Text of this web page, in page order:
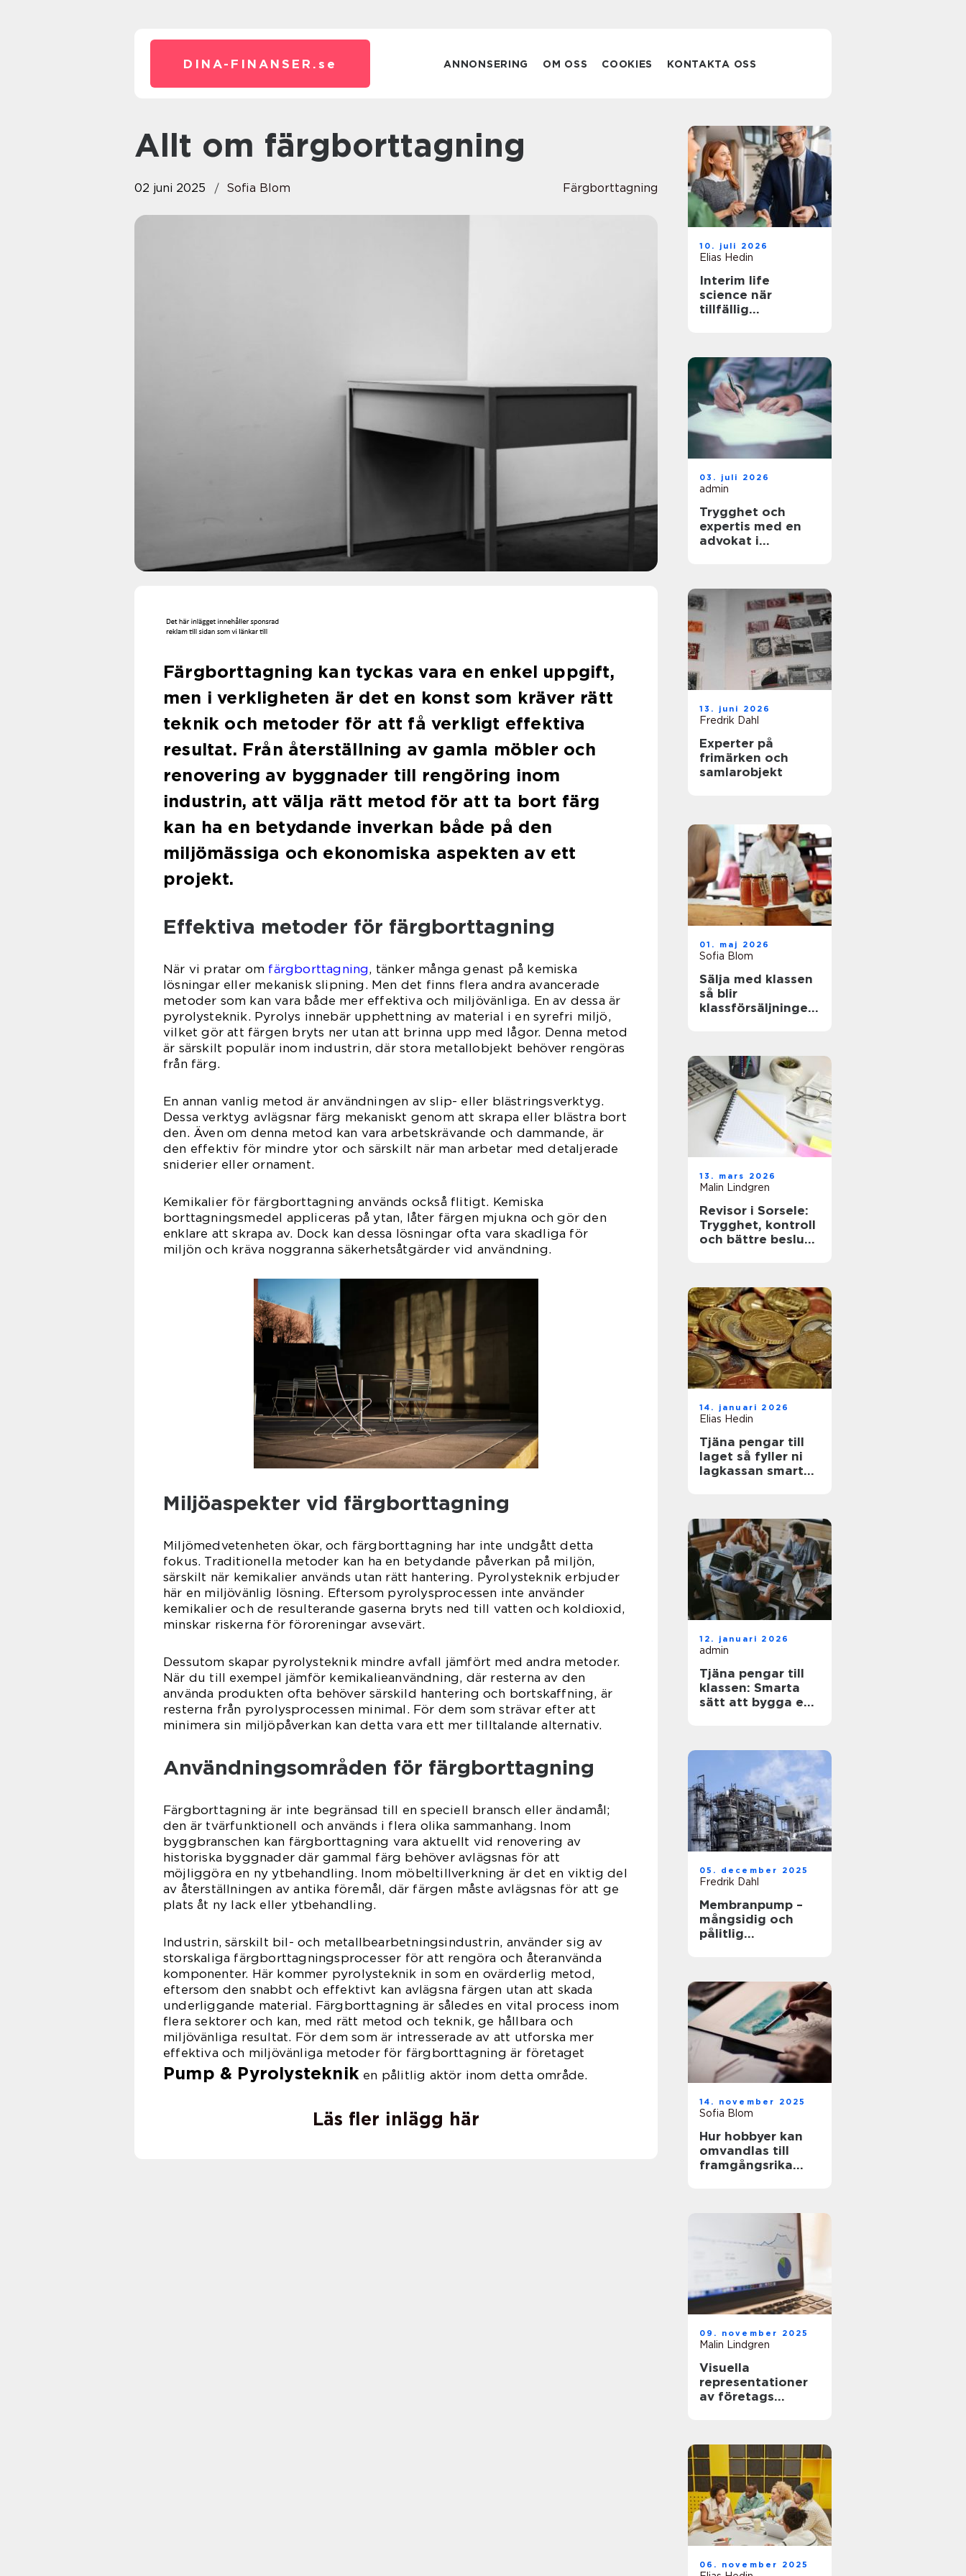
DINA-FINANSER. se ANNONSERING OM OSS COOKIES KONTAKTA OSS
Allt om färgborttagning
02 juni 2025 Sofia Blom Färgborttagning
Färgborttagning kan tyckas vara en enkel uppgift,
men i verkligheten är det en konst som kräver rätt
teknik och metoder för att få verkligt effektiva
resultat. Från återställning av gamla möbler och
renovering av byggnader till rengöring inom
industrin, att välja rätt metod för att ta bort färg
kan ha en betydande inverkan både på den
miljömässiga och ekonomiska aspekten av ett
projekt.
Effektiva metoder för färgborttagning
När vi pratar om färgborttagning, tänker många genast på kemiska
lösningar eller mekanisk slipning. Men det finns flera andra avancerade
metoder som kan vara både mer effektiva och miljövänliga. En av dessa är
pyrolysteknik. Pyrolys innebär upphettning av material i en syrefri miljö,
vilket gör att färgen bryts ner utan att brinna upp med lågor. Denna metod
är särskilt populär inom industrin, där stora metallobjekt behöver rengöras
från färg.
En annan vanlig metod är användningen av slip- eller blästringsverktyg.
Dessa verktyg avlägsnar färg mekaniskt genom att skrapa eller blästra bort
den. Även om denna metod kan vara arbetskrävande och dammande, är
den effektiv för mindre ytor och särskilt när man arbetar med detaljerade
sniderier eller ornament.
Kemikalier för färgborttagning används också flitigt. Kemiska
borttagningsmedel appliceras på ytan, låter färgen mjukna och gör den
enklare att skrapa av. Dock kan dessa lösningar ofta vara skadliga för
miljön och kräva noggranna säkerhetsåtgärder vid användning.
Miljöaspekter vid färgborttagning
Miljömedvetenheten ökar, och färgborttagning har inte undgått detta
fokus. Traditionella metoder kan ha en betydande påverkan på miljön,
särskilt när kemikalier används utan rätt hantering. Pyrolysteknik erbjuder
här en miljövänlig lösning. Eftersom pyrolysprocessen inte använder
kemikalier och de resulterande gaserna bryts ned till vatten och koldioxid,
minskar riskerna för föroreningar avsevärt.
Dessutom skapar pyrolysteknik mindre avfall jämfört med andra metoder.
När du till exempel jämför kemikalieanvändning, där resterna av den
använda produkten ofta behöver särskild hantering och bortskaffning, är
resterna från pyrolysprocessen minimal. För dem som strävar efter att
minimera sin miljöpåverkan kan detta vara ett mer tilltalande alternativ.
Användningsområden för färgborttagning
Färgborttagning är inte begränsad till en speciell bransch eller ändamål;
den är tvärfunktionell och används i flera olika sammanhang. Inom
byggbranschen kan färgborttagning vara aktuellt vid renovering av
historiska byggnader där gammal färg behöver avlägsnas för att
möjliggöra en ny ytbehandling. Inom möbeltillverkning är det en viktig del
av återställningen av antika föremål, där färgen måste avlägsnas för att ge
plats åt ny lack eller ytbehandling.
Industrin, särskilt bil- och metallbearbetningsindustrin, använder sig av
storskaliga färgborttagningsprocesser för att rengöra och återanvända
komponenter. Här kommer pyrolysteknik in som en ovärderlig metod,
eftersom den snabbt och effektivt kan avlägsna färgen utan att skada
underliggande material. Färgborttagning är således en vital process inom
flera sektorer och kan, med rätt metod och teknik, ge hållbara och
miljövänliga resultat. För dem som är intresserade av att utforska mer
effektiva och miljövänliga metoder för färgborttagning är företaget
Pump & Pyrolysteknik en pålitlig aktör inom detta område.
Läs fler inlägg här
10. juli 2026
Elias Hedin
Interim life
science när
tillfällig
03. juli 2026
admin
Trygghet och
expertis med en
advokat i
13. juni 2026
Fredrik Dahl
Experter på
frimärken och
samlarobjekt
01. maj 2026
Sofia Blom
Sälja med klassen
så blir
klassförsäljningen
13. mars 2026
Malin Lindgren
Revisor i Sorsele:
Trygghet, kontroll
och bättre beslut
14. januari 2026
Elias Hedin
Tjäna pengar till
laget så fyller ni
lagkassan smart
12. januari 2026
admin
Tjäna pengar till
klassen: Smarta
sätt att bygga en
05. december 2025
Fredrik Dahl
Membranpump –
mångsidig och
pålitlig
14. november 2025
Sofia Blom
Hur hobbyer kan
omvandlas till
framgångsrika
09. november 2025
Malin Lindgren
Visuella
representationer
av företags
06. november 2025